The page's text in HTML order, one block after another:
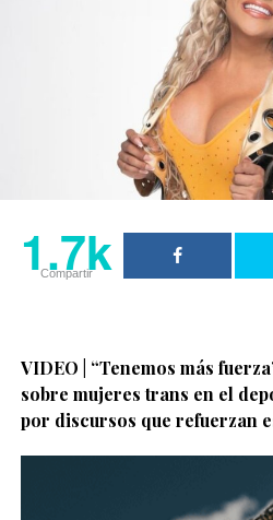
1.7k
Compartir
VIDEO | “Tenemos más
sobre mujeres trans en el
por discursos que refuerzan